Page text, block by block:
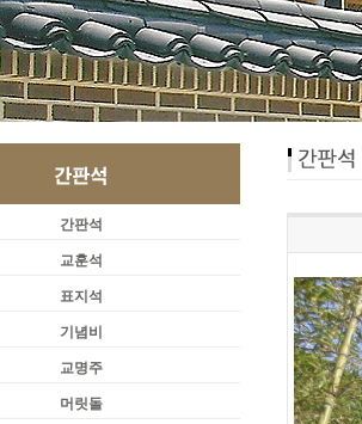
간판석
교훈석
표지석
기념비
교명주
머릿돌